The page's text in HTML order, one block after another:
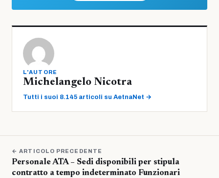
L'AUTORE
Michelangelo Nicotra
Tutti i suoi 8.145 articoli su AetnaNet →
← ARTICOLO PRECEDENTE
Personale ATA – Sedi disponibili per stipula
contratto a tempo indeterminato Funzionari